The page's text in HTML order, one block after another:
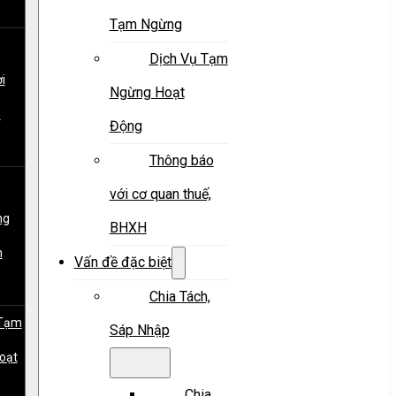
Tạm Ngừng
Dịch Vụ Tạm
Ngừng Hoạt
Động
Thông báo
với cơ quan thuế,
BHXH
Vấn đề đặc biệt
Chia Tách,
Sáp Nhập